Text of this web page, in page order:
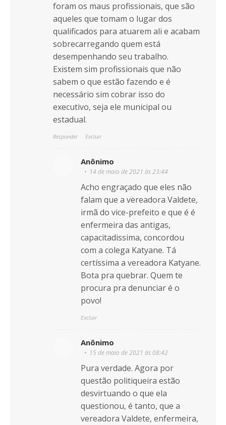
foram os maus profissionais, que são
aqueles que tomam o lugar dos
qualificados para atuarem ali e acabam
sobrecarregando quem está
desempenhando seu trabalho.
Existem sim profissionais que não
sabem o que estão fazendo e é
necessário sim cobrar isso do
executivo, seja ele municipal ou
estadual.
Responder Excluir
Anônimo
14 de maio de 2021 às 23:44
Acho engraçado que eles não
falam que a vereadora Valdete,
irmã do vice-prefeito e que é é
enfermeira das antigas,
capacitadissima, concordou
com a colega Katyane. Tá
certíssima a vereadora Katyane.
Bota pra quebrar. Quem te
procura pra denunciar é o
povo!
Excluir
Anônimo
15 de maio de 2021 às 08:42
Pura verdade. Agora por
questão politiqueira estão
desvirtuando o que ela
questionou, é tanto, que a
vereadora Valdete, enfermeira,